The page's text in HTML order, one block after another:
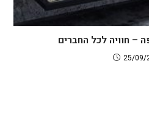
– חוויה לכל החברים
25/09/